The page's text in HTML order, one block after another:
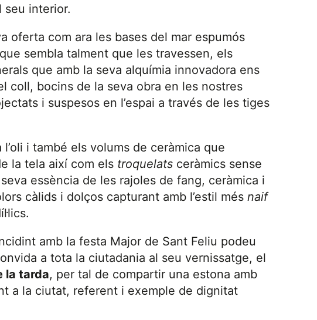
seu interior.
oferta com ara les bases del mar espumós
sembla talment que les travessen, els
que amb la seva alquímia innovadora ens
coll, bocins de la seva obra en les nostres
i suspesos en l’espai a través de les tiges
i també els volums de ceràmica que
la tela així com els troquelats ceràmics sense
essència de les rajoles de fang, ceràmica i
càlids i dolços capturant amb l’estil més naif
amb la festa Major de Sant Feliu podeu
a tota la ciutadania al seu vernissatge, el
la tarda, per tal de compartir una estona amb
a la ciutat, referent i exemple de dignitat